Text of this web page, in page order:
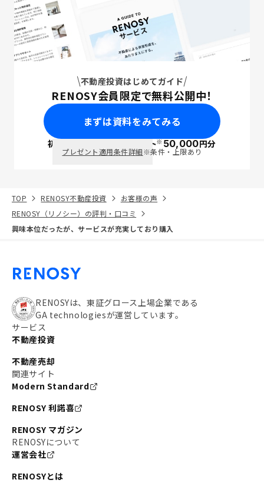
不動産投資はじめてガイド
RENOSY会員限定で無料公開中！
まずは資料をみてみる
初回面談で ポイント※50,000円分
プレゼント適用条件詳細※条件・上限あり
TOP RENOSY不動産投資
お客様の声
RENOSY（リノシー）の評判・口コミ
興味本位だったが、サービスが充実しており購入
RENOSYは、東証グロース上場企業である
GA technologiesが運営しています。
サービス
不動産投資
不動産売却
関連サイト
Modern Standard
RENOSY 利諾喜
RENOSY マガジン
RENOSYについて
運営会社
RENOSYとは